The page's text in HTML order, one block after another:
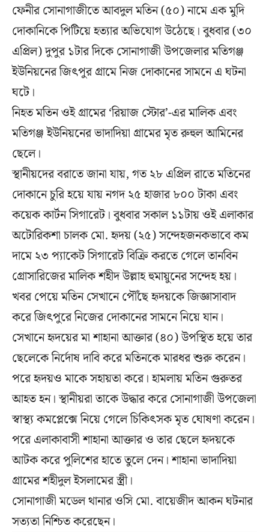
ফেনীর সোনাগাজীতে আবদুল মতিন (৫০) নামে এক মুদি
দোকানিকে পিটিয়ে হত্যার অভিযোগ উঠেছে। বুধবার (৩০
এপ্রিল) দুপুর ১টার দিকে সোনাগাজী উপজেলার মতিগঞ্জ
ইউনিয়নের জিৎপুর গ্রামে নিজ দোকানের সামনে এ ঘটনা
ঘটে।
নিহত মতিন ওই গ্রামের ‘রিয়াজ স্টোর’-এর মালিক এবং
মতিগঞ্জ ইউনিয়নের ভাদাদিয়া গ্রামের মৃত রুহুল আমিনের
ছেলে।
স্থানীয়দের বরাতে জানা যায়, গত ২৮ এপ্রিল রাতে মতিনের
দোকানে চুরি হয়ে যায় নগদ ২৫ হাজার ৮০০ টাকা এবং
কয়েক কার্টন সিগারেট। বুধবার সকাল ১১টায় ওই এলাকার
অটোরিকশা চালক মো. হৃদয় (২৫) সন্দেহজনকভাবে কম
দামে ২৩ প্যাকেট সিগারেট বিক্রি করতে গেলে তানবিন
গ্রোসারিজের মালিক শহীদ উল্লাহ হুমায়ুনের সন্দেহ হয়।
খবর পেয়ে মতিন সেখানে পৌঁছে হৃদয়কে জিজ্ঞাসাবাদ
করে জিৎপুরে নিজের দোকানের সামনে নিয়ে যান।
সেখানে হৃদয়ের মা শাহানা আক্তার (৪০) উপস্থিত হয়ে তার
ছেলেকে নির্দোষ দাবি করে মতিনকে মারধর শুরু করেন।
পরে হৃদয়ও মাকে সহায়তা করে। হামলায় মতিন গুরুতর
আহত হন। স্থানীয়রা তাকে উদ্ধার করে সোনাগাজী উপজেলা
স্বাস্থ্য কমপ্লেক্সে নিয়ে গেলে চিকিৎসক মৃত ঘোষণা করেন।
পরে এলাকাবাসী শাহানা আক্তার ও তার ছেলে হৃদয়কে
আটক করে পুলিশের হাতে তুলে দেন। শাহানা ভাদাদিয়া
গ্রামের শহীদুল ইসলামের স্ত্রী।
সোনাগাজী মডেল থানার ওসি মো. বায়েজীদ আকন ঘটনার
সত্যতা নিশ্চিত করেছেন।